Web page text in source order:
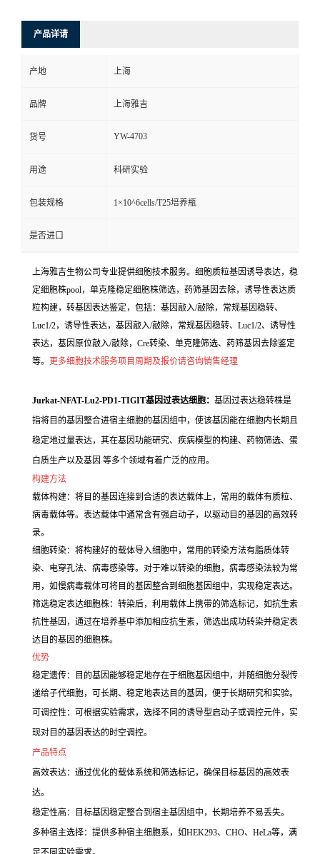
产品详请
产地 上海
品牌 上海雅吉
货号 YW-4703
用途 科研实验
包装规格 1×10^6cells/T25培养瓶
是否进口
上海雅吉生物公司专业提供细胞技术服务。细胞质粒基因诱导表达，稳
定细胞株pool，单克隆稳定细胞株筛选，药筛基因去除，诱导性表达质
粒构建，转基因表达鉴定，包括：基因敲入/敲除，常规基因稳转、
Luc1/2，诱导性表达，基因敲入/敲除，常规基因稳转、Luc1/2、诱导性
表达，基因原位敲入/敲除，Cre转染、单克隆筛选、药筛基因去除鉴定
等。 更多细胞技术服务项目周期及报价请咨询销售经理
Jurkat-NFAT-Lu2-PD1-TIGIT基因过表达细胞： 基因过表达稳转株是
指将目的基因整合进宿主细胞的基因组中，使该基因能在细胞内长期且
稳定地过量表达，其在基因功能研究、疾病模型的构建、药物筛选、蛋
白质生产以及基因 等多个领域有着广泛的应用。
构建方法
载体构建：将目的基因连接到合适的表达载体上，常用的载体有质粒、
病毒载体等。表达载体中通常含有强启动子，以驱动目的基因的高效转
录。
细胞转染：将构建好的载体导入细胞中，常用的转染方法有脂质体转
染、电穿孔法、病毒感染等。对于难以转染的细胞，病毒感染法较为常
用，如慢病毒载体可将目的基因整合到细胞基因组中，实现稳定表达。
筛选稳定表达细胞株：转染后，利用载体上携带的筛选标记，如抗生素
抗性基因，通过在培养基中添加相应抗生素，筛选出成功转染并稳定表
达目的基因的细胞株。
优势
稳定遗传：目的基因能够稳定地存在于细胞基因组中，并随细胞分裂传
递给子代细胞，可长期、稳定地表达目的基因，便于长期研究和实验。
可调控性：可根据实验需求，选择不同的诱导型启动子或调控元件，实
现对目的基因表达的时空调控。
产品特点
高效表达：通过优化的载体系统和筛选标记，确保目标基因的高效表
达。
稳定性高：目标基因稳定整合到宿主基因组中，长期培养不易丢失。
多种宿主选择：提供多种宿主细胞系，如HEK293、CHO、HeLa等，满